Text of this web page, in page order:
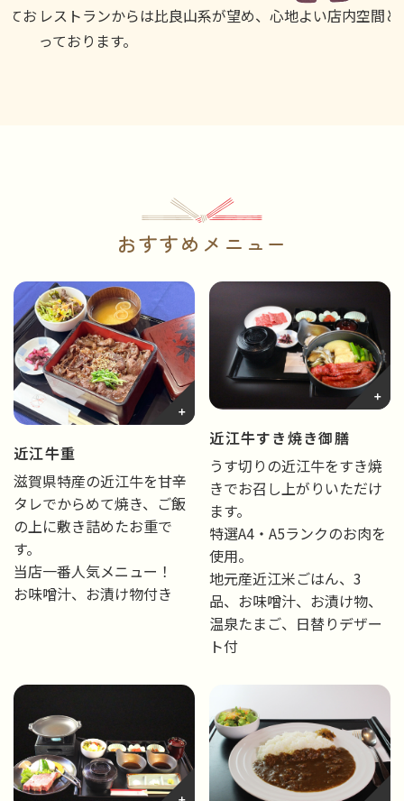
レストランからは比良山系が望め、心地よい店内空間とな
っております。
おすすめメニュー
近江牛重
滋賀県特産の近江牛を甘辛
タレでからめて焼き、ご飯
の上に敷き詰めたお重で
す。
当店一番人気メニュー！
お味噌汁、お漬け物付き
近江牛すき焼き御膳
うす切りの近江牛をすき焼
きでお召し上がりいただけ
ます。
特選A4・A5ランクのお肉を
使用。
地元産近江米ごはん、3
品、お味噌汁、お漬け物、
温泉たまご、日替りデザー
ト付